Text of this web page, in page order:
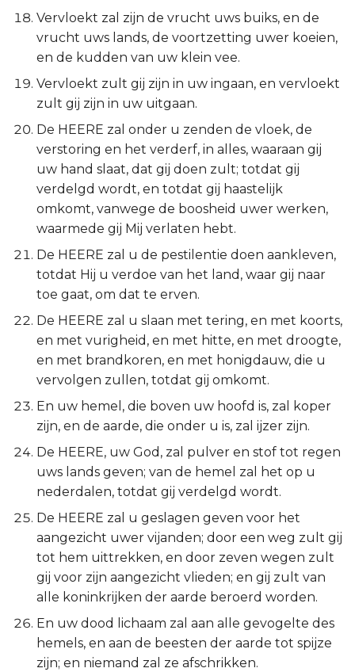
Vervloekt zal zijn de vrucht uws buiks, en de
vrucht uws lands, de voortzetting uwer koeien,
en de kudden van uw klein vee.
Vervloekt zult gij zijn in uw ingaan, en vervloekt
zult gij zijn in uw uitgaan.
De HEERE zal onder u zenden de vloek, de
verstoring en het verderf, in alles, waaraan gij
uw hand slaat, dat gij doen zult; totdat gij
verdelgd wordt, en totdat gij haastelijk
omkomt, vanwege de boosheid uwer werken,
waarmede gij Mij verlaten hebt.
De HEERE zal u de pestilentie doen aankleven,
totdat Hij u verdoe van het land, waar gij naar
toe gaat, om dat te erven.
De HEERE zal u slaan met tering, en met koorts,
en met vurigheid, en met hitte, en met droogte,
en met brandkoren, en met honigdauw, die u
vervolgen zullen, totdat gij omkomt.
En uw hemel, die boven uw hoofd is, zal koper
zijn, en de aarde, die onder u is, zal ijzer zijn.
De HEERE, uw God, zal pulver en stof tot regen
uws lands geven; van de hemel zal het op u
nederdalen, totdat gij verdelgd wordt.
De HEERE zal u geslagen geven voor het
aangezicht uwer vijanden; door een weg zult gij
tot hem uittrekken, en door zeven wegen zult
gij voor zijn aangezicht vlieden; en gij zult van
alle koninkrijken der aarde beroerd worden.
En uw dood lichaam zal aan alle gevogelte des
hemels, en aan de beesten der aarde tot spijze
zijn; en niemand zal ze afschrikken.